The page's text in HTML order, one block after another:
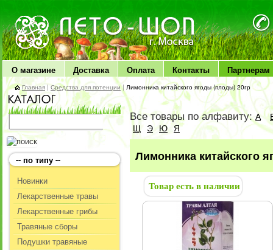
ЛЕТО чудо здоровья
О магазине Доставка Оплата Контакты Партнерам
Главная |Средства для потенции| Лимонника китайского ягоды (плоды) 20гр
-- по типу --
Новинки
Лекарственные травы
Лекарственные грибы
Травяные сборы
Подушки травяные
Все товары по алфавиту:А
Щ Э Ю Я
Лимонника китайского
Товар есть в наличии